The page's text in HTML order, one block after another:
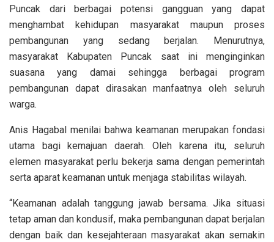
Puncak dari berbagai potensi gangguan yang dapat
menghambat kehidupan masyarakat maupun proses
pembangunan yang sedang berjalan. Menurutnya,
masyarakat Kabupaten Puncak saat ini menginginkan
suasana yang damai sehingga berbagai program
pembangunan dapat dirasakan manfaatnya oleh seluruh
warga.
Anis Hagabal menilai bahwa keamanan merupakan fondasi
utama bagi kemajuan daerah. Oleh karena itu, seluruh
elemen masyarakat perlu bekerja sama dengan pemerintah
serta aparat keamanan untuk menjaga stabilitas wilayah.
“Keamanan adalah tanggung jawab bersama. Jika situasi
tetap aman dan kondusif, maka pembangunan dapat berjalan
dengan baik dan kesejahteraan masyarakat akan semakin